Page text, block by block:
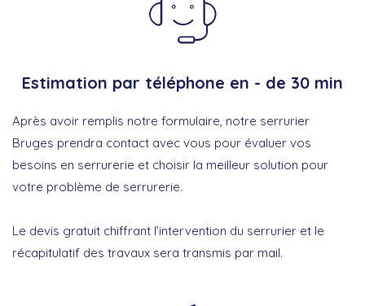
Estimation par téléphone en - de 30 min
Après avoir remplis notre formulaire, notre serrurier
Bruges prendra contact avec vous pour évaluer vos
besoins en serrurerie et choisir la meilleur solution pour
votre problème de serrurerie.
Le devis gratuit chiffrant l’intervention du serrurier et le
récapitulatif des travaux sera transmis par mail.